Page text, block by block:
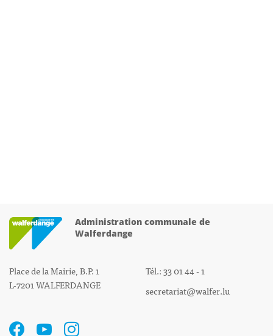
Administration communale de
Walferdange
Place de la Mairie, B.P. 1
L-7201 WALFERDANGE
Tél.: 33 01 44 - 1
secretariat@walfer.lu